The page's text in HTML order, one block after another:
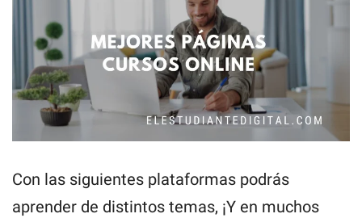
Con las siguientes plataformas podrás
aprender de distintos temas, ¡Y en muchos